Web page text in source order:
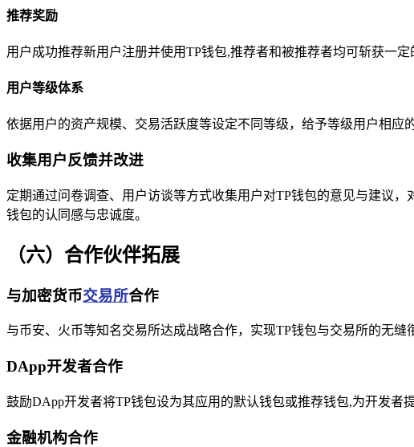
推荐奖励
用户成功推荐新用户注册并使用TP钱包,推荐者和被推荐者均可斩获一
用户等级体系
依据用户的资产规模、交易活跃度等设定不同等级，给予等级用户相应
收集用户反馈并改进
定期通过问卷调查、用户访谈等方式收集用户对TP钱包的意见与建议
钱包的认同感与忠诚度。
（六）合作伙伴拓展
与加密货币交易所合作
与币安、火币等知名交易所达成战略合作，实现TP钱包与交易所的无
DApp开发者合作
鼓励DApp开发者将TP钱包设为其应用的默认钱包或推荐钱包,为开发者
金融机构合作